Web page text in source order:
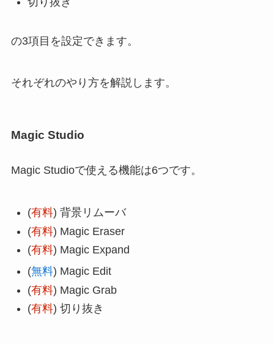
の3項目を設定できます。
それぞれのやり方を解説します。
Magic Studio
Magic Studioで使える機能は6つです。
(有料) 背景リムーバ
(有料) Magic Eraser
(有料) Magic Expand
(無料) Magic Edit
(有料) Magic Grab
(有料) 切り抜き